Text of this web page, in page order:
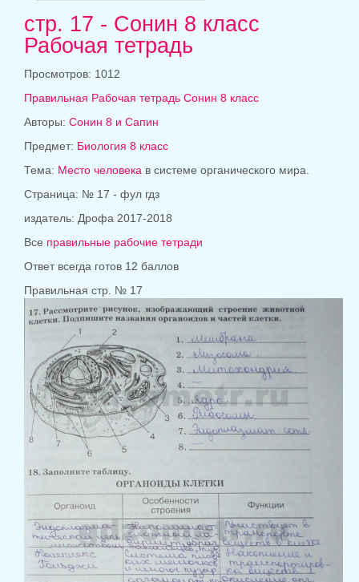
стр. 17 - Сонин 8 класс
Рабочая тетрадь
Просмотров: 1012
Правильная Рабочая тетрадь Сонин 8 класс
Авторы: Сонин 8 и Сапин
Предмет: Биология 8 класс
Тема: Место человека в системе органического мира.
Страница: № 17 - фул гдз
издатель: Дрофа 2017-2018
Все правильные рабочие тетради
Ответ всегда готов 12 баллов
Правильная стр. № 17